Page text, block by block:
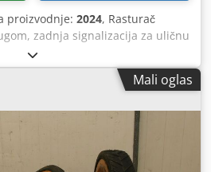
proizvodnje: 2024, Rasturač
zadnja signalizacija za uličnu
KG 6002-2, set zubaca „Griff
Bondioli & Pavesi / Ručno
valjak sa zupčastim prstenom
prihvat KG 02-2 Crsdpfx
Mali oglas